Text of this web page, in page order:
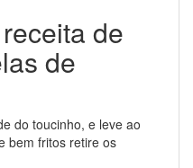
de
de
do toucinho, e leve ao
bem fritos retire os